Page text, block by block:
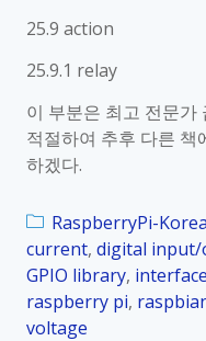
i
t
l
출
L
E
D
O
25.9 action
25.9.1 relay
이 부분은 최고 전문가
적절하여 추후 다른 책
하겠다.
RaspberryPi-Korea
current, digital
GPIO library, interface
raspberry pi,
voltage